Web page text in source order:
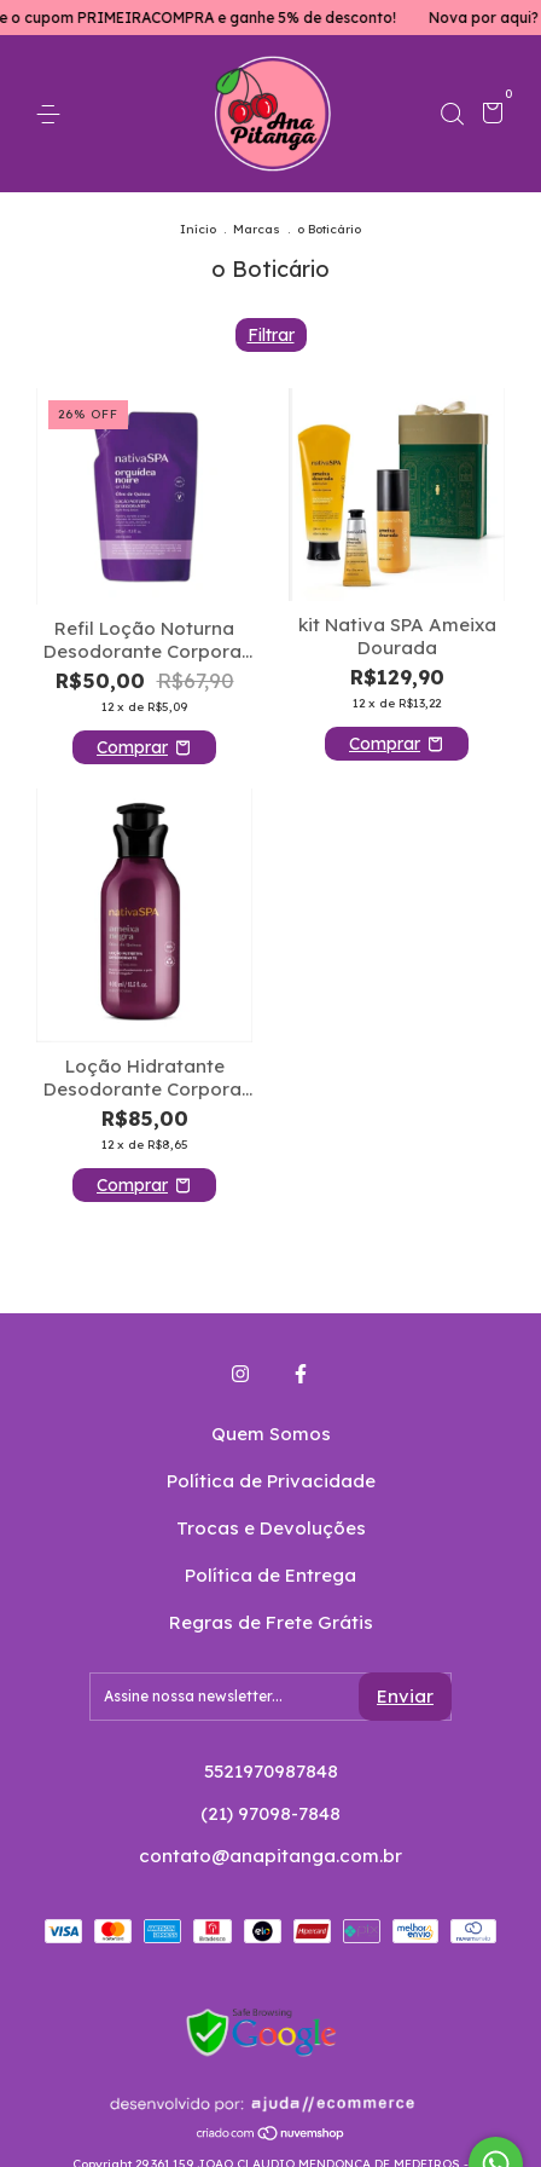
cupom PRIMEIRACOMPRA e ganhe 5% de desconto! Nova por aqui?
0
Início . Marcas . o Boticário
o Boticário
Filtrar
26% OFF
Refil Loção Noturna
Desodorante Corporal
Nativa SPA Orquídea
Noire 350ml
R$50,00 R$67,90
12 x de R$5,09
kit Nativa SPA Ameixa
Dourada
R$129,90
12 x de R$13,22
Loção Hidratante
Desodorante Corporal
Nativa Spa Ameixa
Negra 400ml
R$85,00
12 x de R$8,65
Quem Somos
Política de Privacidade
Trocas e Devoluções
Política de Entrega
Regras de Frete Grátis
5521970987848
(21) 97098-7848
contato@anapitanga.com.br